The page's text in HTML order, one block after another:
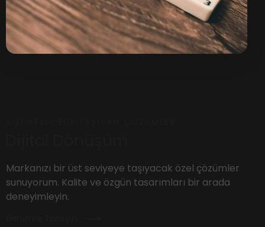
Markanızı bir üst seviyeye taşıyacak özel çözümler
sunuyorum. Kalite ve özgün tasarımları bir arada
deneyimleyin.